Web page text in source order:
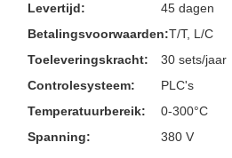
Levertijd:
45 dagen
Betalingsvoorwaarden:T/T, L/C
Toeleveringskracht:
30 sets/jaar
Controlesysteem:
PLC's
Temperatuurbereik:
0-300°C
Spanning:
380 V